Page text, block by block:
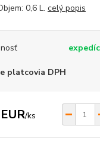
0,6 L. celý popis
platcovia DPH
/ks